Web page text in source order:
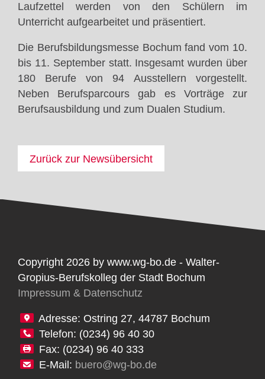
Laufzettel werden von den Schülern im
Unterricht aufgearbeitet und präsentiert.
Die Berufsbildungsmesse Bochum fand vom 10.
bis 11. September statt. Insgesamt wurden über
180 Berufe von 94 Ausstellern vorgestellt.
Neben Berufsparcours gab es Vorträge zur
Berufsausbildung und zum Dualen Studium.
Zurück zur Newsübersicht
Copyright 2026 by www.wg-bo.de - Walter-
Gropius-Berufskolleg der Stadt Bochum
Impressum & Datenschutz
Adresse: Ostring 27, 44787 Bochum
Telefon: (0234) 96 40 30
Fax: (0234) 96 40 333
E-Mail: buero@wg-bo.de